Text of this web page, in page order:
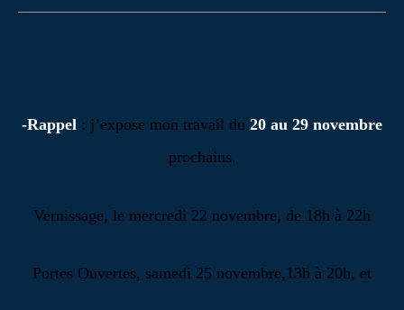
-Rappel : j’expose mon travail du 20 au 29 novembre
prochains.
Vernissage, le mercredi 22 novembre, de 18h à 22h
Portes Ouvertes, samedi 25 novembre,13h à 20h, et